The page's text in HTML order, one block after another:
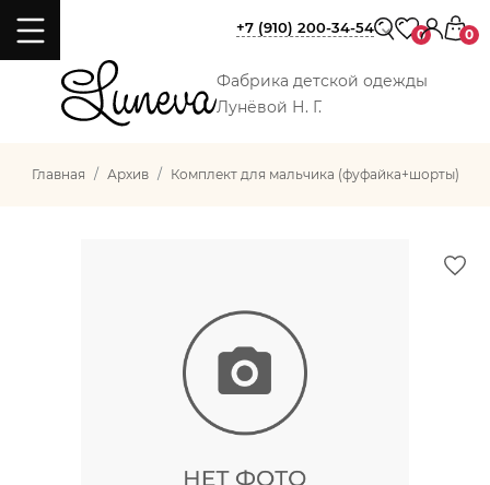
Фабрика детской одежды
Лунёвой Н. Г.
+7 (910) 200-34-54 0 0
Главная Архив Комплект для мальчика (фуфайка+шорты)